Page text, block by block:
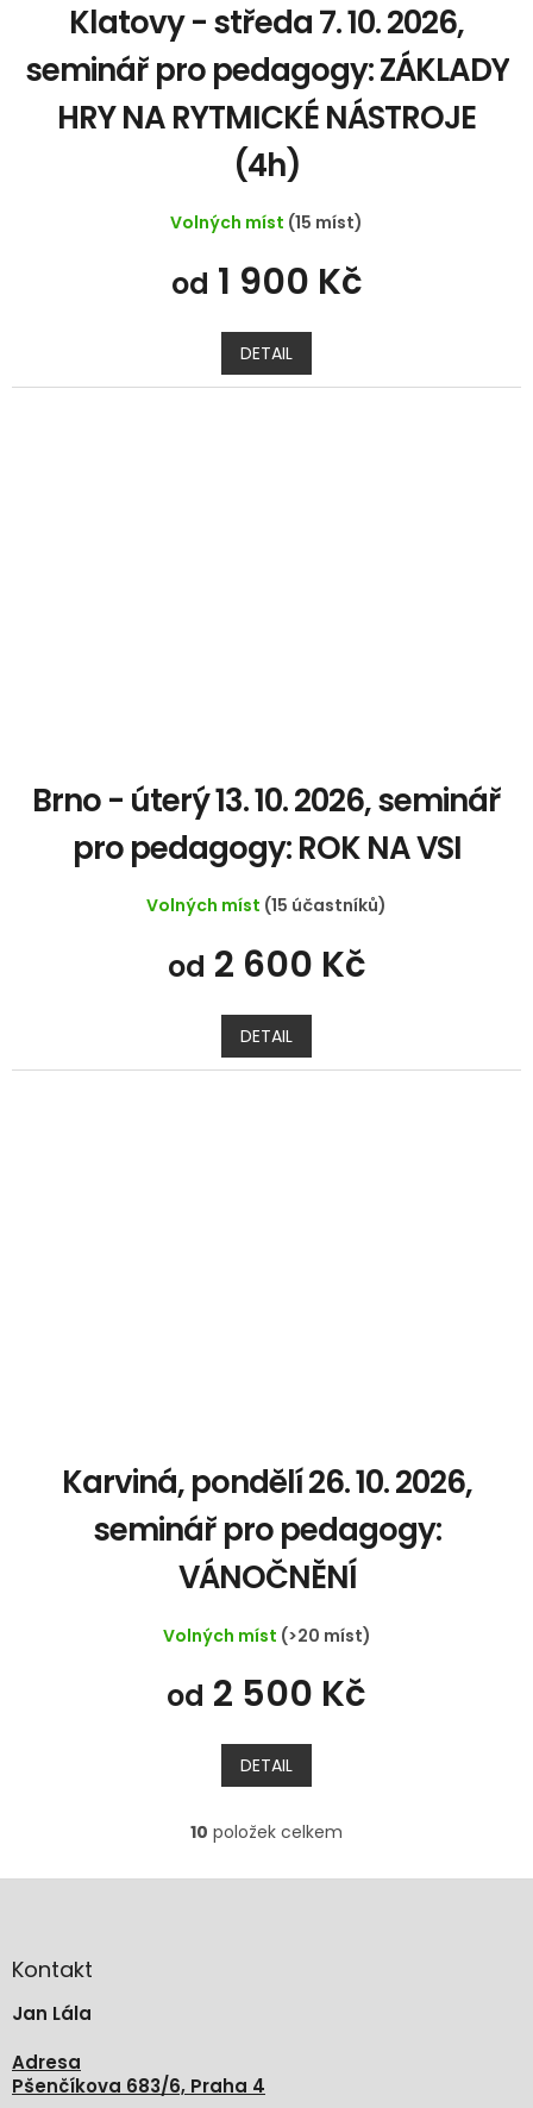
Klatovy - středa 7. 10. 2026,
seminář pro pedagogy: ZÁKLADY
HRY NA RYTMICKÉ NÁSTROJE
(4h)
Volných míst (15 míst)
od 1 900 Kč
DETAIL
Brno - úterý 13. 10. 2026, seminář
pro pedagogy: ROK NA VSI
Volných míst (15 účastníků)
od 2 600 Kč
DETAIL
Karviná, pondělí 26. 10. 2026,
seminář pro pedagogy:
VÁNOČNĚNÍ
Volných míst (>20 míst)
od 2 500 Kč
DETAIL
O
l
k
10 položek celkem
aKontakt
Jan Lála
Adresa
Pšenčíkova 683/6, Praha 4